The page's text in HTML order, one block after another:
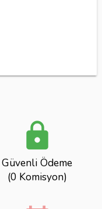
lock
Güvenli Ödeme
(0 Komisyon)